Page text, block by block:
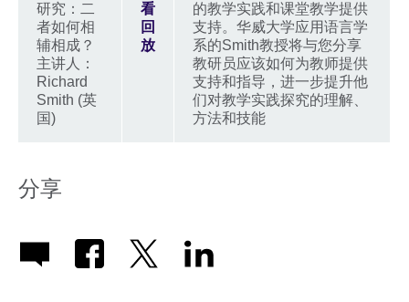
研究：二
者如何相
辅相成？
主讲人：
Richard
Smith (英
国)
看
回
放
的教学实践和课堂教学提供
支持。华威大学应用语言学
系的Smith教授将与您分享
教研员应该如何为教师提供
支持和指导，进一步提升他
们对教学实践探究的理解、
方法和技能
分享